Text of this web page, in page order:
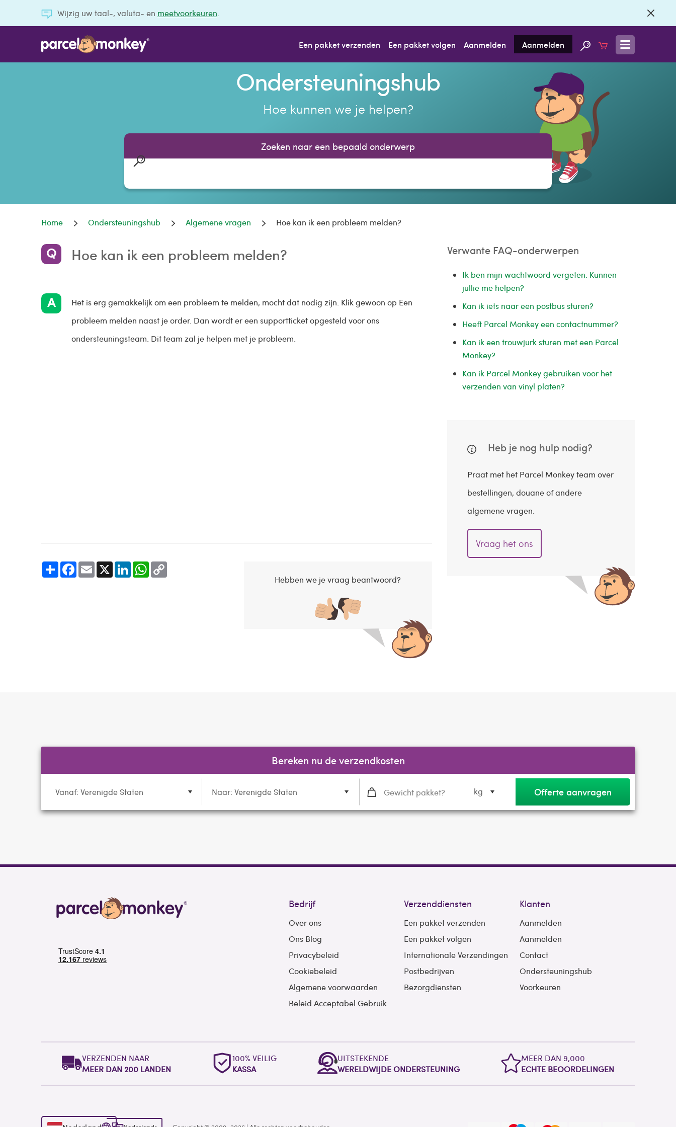
Wijzig uw taal-, valuta- en meetvoorkeuren
Een pakket verzenden Een pakket volgen Aanmelden Aanmelden
Ondersteuningshub
Hoe kunnen we je helpen?
Zoeken naar een bepaald onderwerp
Home Ondersteuningshub Algemene vragen Hoe kan ik een probleem melden?
Hoe kan ik een probleem melden?
Het is erg gemakkelijk om een probleem te melden, mocht dat nodig zijn. Klik gewoon op Een
probleem melden naast je order. Dan wordt er een supportticket opgesteld voor ons
ondersteuningsteam. Dit team zal je helpen met je probleem.
Share Facebook Email LinkedIn WhatsApp
Hebben we je vraag beantwoord?
Verwante FAQ-onderwerpen
Ik ben mijn wachtwoord vergeten. Kunnen
jullie me helpen?
Kan ik iets naar een postbus sturen?
Heeft Parcel Monkey een contactnummer?
Kan ik een trouwjurk sturen met een Parcel
Monkey?
Kan ik Parcel Monkey gebruiken voor het
verzenden van vinyl platen?
Heb je nog hulp nodig?
Praat met het Parcel Monkey team over
bestellingen, douane of andere
algemene vragen.
Vraag het ons
Bereken nu de verzendkosten
Vanaf: Verenigde Staten Naar: Verenigde Staten kg Offerte aanvragen
Bedrijf
Over ons
Ons Blog
Privacybeleid
Cookiebeleid
Algemene voorwaarden
Beleid Acceptabel Gebruik
Verzenddiensten
Een pakket verzenden
Een pakket volgen
Internationale Verzendingen
Postbedrijven
Bezorgdiensten
Klanten
Aanmelden
Aanmelden
Contact
Ondersteuningshub
Voorkeuren
VERZENDEN NAAR
MEER DAN 200 LANDEN
100% VEILIG
KASSA
UITSTEKENDE
WERELDWIJDE ONDERSTEUNING
MEER DAN 9,000
ECHTE BEOORDELINGEN